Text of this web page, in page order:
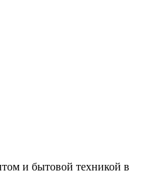
и бытовой техникой в